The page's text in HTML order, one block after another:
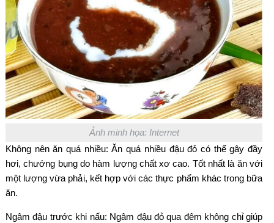
Ảnh minh họa: Internet
Không nên ăn quá nhiều: Ăn quá nhiều đậu đỏ có thể gây đầy
hơi, chướng bụng do hàm lượng chất xơ cao. Tốt nhất là ăn với
một lượng vừa phải, kết hợp với các thực phẩm khác trong bữa
ăn.
Ngâm đậu trước khi nấu: Ngâm đậu đỏ qua đêm không chỉ giúp